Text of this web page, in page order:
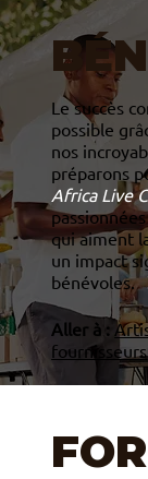
Le succès
possible
nos
préparons
Africa Live
qui aiment
un impact
bénévoles.
Aller à :
fournisseurs